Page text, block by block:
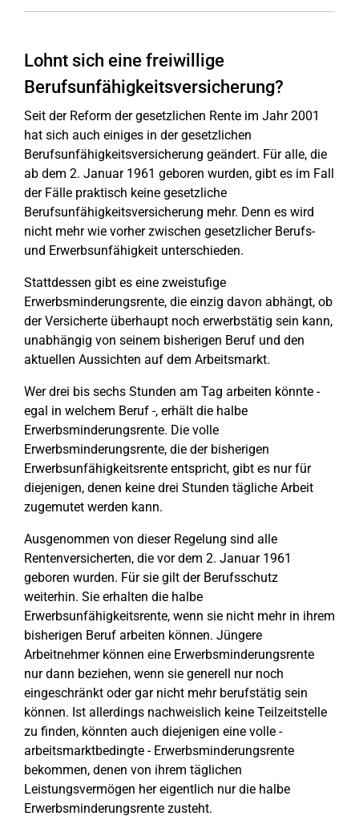
Lohnt sich eine freiwillige
Berufsunfähigkeitsversicherung?
Seit der Reform der gesetzlichen Rente im Jahr 2001
hat sich auch einiges in der gesetzlichen
Berufsunfähigkeitsversicherung geändert. Für alle, die
ab dem 2. Januar 1961 geboren wurden, gibt es im Fall
der Fälle praktisch keine gesetzliche
Berufsunfähigkeitsversicherung mehr. Denn es wird
nicht mehr wie vorher zwischen gesetzlicher Berufs-
und Erwerbsunfähigkeit unterschieden.
Stattdessen gibt es eine zweistufige
Erwerbsminderungsrente, die einzig davon abhängt, ob
der Versicherte überhaupt noch erwerbstätig sein kann,
unabhängig von seinem bisherigen Beruf und den
aktuellen Aussichten auf dem Arbeitsmarkt.
Wer drei bis sechs Stunden am Tag arbeiten könnte -
egal in welchem Beruf -, erhält die halbe
Erwerbsminderungsrente. Die volle
Erwerbsminderungsrente, die der bisherigen
Erwerbsunfähigkeitsrente entspricht, gibt es nur für
diejenigen, denen keine drei Stunden tägliche Arbeit
zugemutet werden kann.
Ausgenommen von dieser Regelung sind alle
Rentenversicherten, die vor dem 2. Januar 1961
geboren wurden. Für sie gilt der Berufsschutz
weiterhin. Sie erhalten die halbe
Erwerbsunfähigkeitsrente, wenn sie nicht mehr in ihrem
bisherigen Beruf arbeiten können. Jüngere
Arbeitnehmer können eine Erwerbsminderungsrente
nur dann beziehen, wenn sie generell nur noch
eingeschränkt oder gar nicht mehr berufstätig sein
können. Ist allerdings nachweislich keine Teilzeitstelle
zu finden, könnten auch diejenigen eine volle -
arbeitsmarktbedingte - Erwerbsminderungsrente
bekommen, denen von ihrem täglichen
Leistungsvermögen her eigentlich nur die halbe
Erwerbsminderungsrente zusteht.